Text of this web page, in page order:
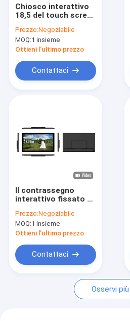
Circa noi
Notizie
Casi
Chiosco interattivo
18,5 del touch screen
Android Digital 21,5
23,8 27 32 CPU a 43
pollici di 4G LTE WIFI
RK3399
Prezzo:Negoziabile
MOQ:1 insieme
Ottieni l'ultimo prezzo
Contattaci
Il contrassegno
interattivo fissato al
Digital visualizza 32"
lan LCD BT 4G di WIFI
di pubblicità del
facoltativo
Prezzo:Negoziabile
MOQ:1 insieme
Ottieni l'ultimo prezzo
Contattaci
Osservi più